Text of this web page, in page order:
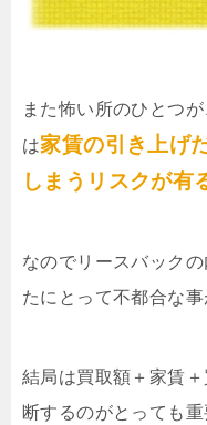
また怖い所のひとつ
は家賃の引き上げ
しまうリスクが有
なのでリースバック
たにとって不都合な
結局は買取額＋家賃
断するのがとっても重